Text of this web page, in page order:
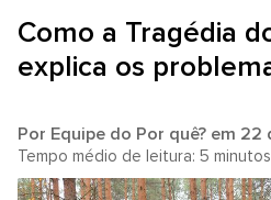
Como a Tragédia
explica os
Por Equipe do Por quê? em 22
Tempo médio de leitura: 5